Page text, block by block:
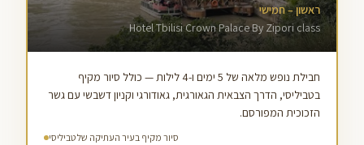
ראשון – חמישי
Hotel Tbilisi Crown Palace By Zipori class
חבילת נופש מלאה של 5 ימים ו-4 לילות — כולל סיור מקיף
בטביליסי, הדרך הצבאית הגאורגית, גאודורגי וקניון דשבשי עם גשר
הזכוכית המפורסם.
סיור מקיף בעיר העתיקה של טביליסי